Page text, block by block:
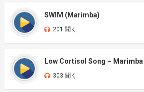
SWIM (Marimba)
201 聞く
Low Cortisol Song – Marimba
303 聞く